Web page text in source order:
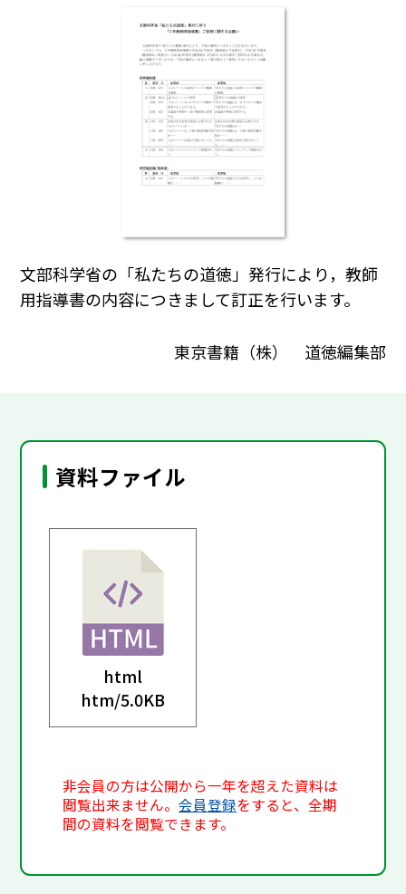
文部科学省の「私たちの道徳」発行により，教師
用指導書の内容につきまして訂正を行います。
東京書籍（株） 道徳編集部
資料ファイル
html
htm/5.0KB
非会員の方は公開から一年を超えた資料は
閲覧出来ません。会員登録をすると、全期
間の資料を閲覧できます。